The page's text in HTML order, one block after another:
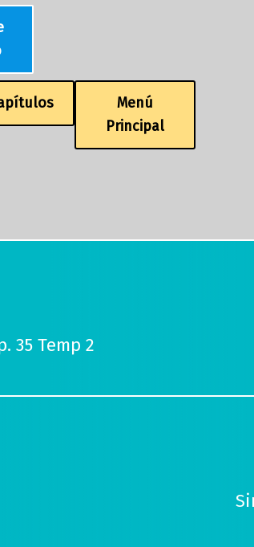
Menú
Principal
35 Temp 2